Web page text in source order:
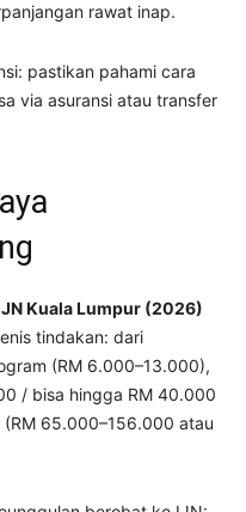
rawat inap.
pastikan pahami cara
via asuransi atau transfer
Kuala Lumpur (2026)
tindakan: dari
(RM 6.000–13.000),
/ bisa hingga RM 40.000
65.000–156.000 atau